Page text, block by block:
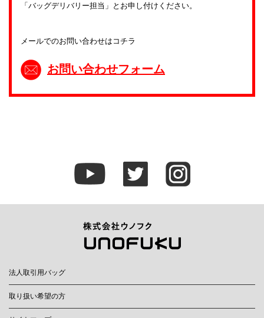
「バッグデリバリー担当」とお申し付けください。
メールでのお問い合わせはコチラ
お問い合わせフォーム
法人取引用バッグ
取り扱い希望の方